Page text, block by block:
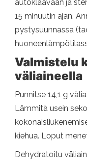
autoklaavaan ja
15 minuutin ajan.
pystysuunnassa
Valmistelu
väliaineella
Punnitse 14,1 g
Lämmitä usein
kiehua. Loput
Dehydratoitu